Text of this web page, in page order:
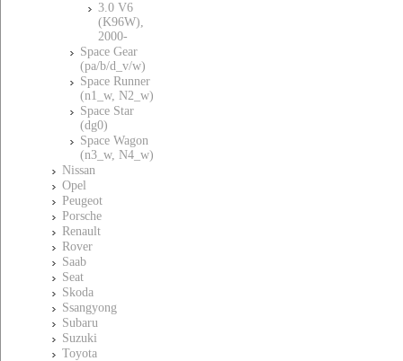
3.0 V6
(K96W),
2000-
Space Gear
(pa/b/d_v/w)
Space Runner
(n1_w, N2_w)
Space Star
(dg0)
Space Wagon
(n3_w, N4_w)
Nissan
Opel
Peugeot
Porsche
Renault
Rover
Saab
Seat
Skoda
Ssangyong
Subaru
Suzuki
Toyota